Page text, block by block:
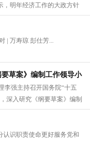
，明年经济工作的大政方针
| 万寿琼 彭仕芳...
草案》编制工作领导小
李强主持召开国务院“十五
深入研究《纲要草案》编制
认识职责使命更好服务党和